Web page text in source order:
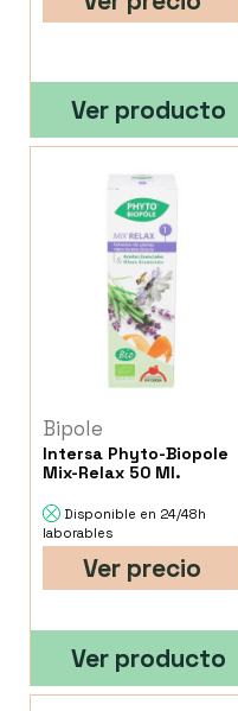
Ver producto
Bipole
Intersa Phyto-Biopole
Mix-Relax 50 Ml.
Disponible en 24/48h
laborables
Ver precio
Ver producto